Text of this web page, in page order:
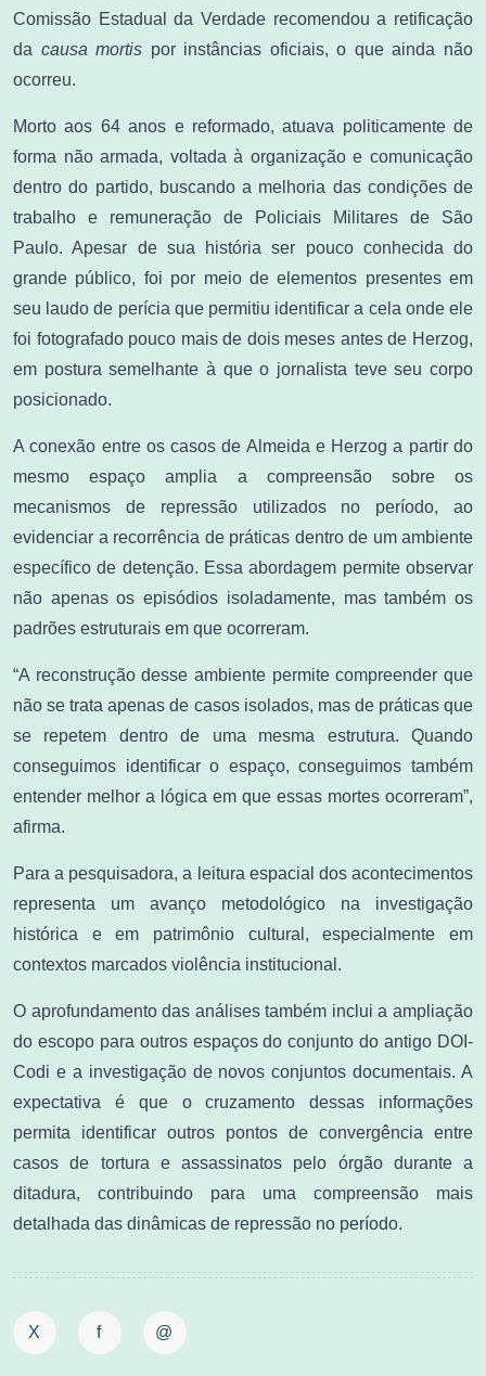
Comissão Estadual da Verdade recomendou a retificação
da causa mortis por instâncias oficiais, o que ainda não
ocorreu.
Morto aos 64 anos e reformado, atuava politicamente de
forma não armada, voltada à organização e comunicação
dentro do partido, buscando a melhoria das condições de
trabalho e remuneração de Policiais Militares de São
Paulo. Apesar de sua história ser pouco conhecida do
grande público, foi por meio de elementos presentes em
seu laudo de perícia que permitiu identificar a cela onde ele
foi fotografado pouco mais de dois meses antes de Herzog,
em postura semelhante à que o jornalista teve seu corpo
posicionado.
A conexão entre os casos de Almeida e Herzog a partir do
mesmo espaço amplia a compreensão sobre os
mecanismos de repressão utilizados no período, ao
evidenciar a recorrência de práticas dentro de um ambiente
específico de detenção. Essa abordagem permite observar
não apenas os episódios isoladamente, mas também os
padrões estruturais em que ocorreram.
“A reconstrução desse ambiente permite compreender que
não se trata apenas de casos isolados, mas de práticas que
se repetem dentro de uma mesma estrutura. Quando
conseguimos identificar o espaço, conseguimos também
entender melhor a lógica em que essas mortes ocorreram”,
afirma.
Para a pesquisadora, a leitura espacial dos acontecimentos
representa um avanço metodológico na investigação
histórica e em patrimônio cultural, especialmente em
contextos marcados violência institucional.
O aprofundamento das análises também inclui a ampliação
do escopo para outros espaços do conjunto do antigo DOI-
Codi e a investigação de novos conjuntos documentais. A
expectativa é que o cruzamento dessas informações
permita identificar outros pontos de convergência entre
casos de tortura e assassinatos pelo órgão durante a
ditadura, contribuindo para uma compreensão mais
detalhada das dinâmicas de repressão no período.
X f @